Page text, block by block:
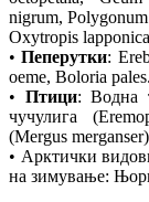
nigrum,
Oxytropis
•Пеперутки:
oeme, Boloria pales.
• Птици: Водна
чучулига
(Mergus
• Арктички
на зимување: